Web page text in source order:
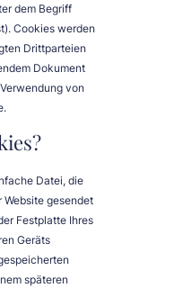
dem Begriff
Cookies werden
Drittparteien
Dokument
von
Datei, die
Website gesendet
Festplatte Ihres
Geräts
späteren